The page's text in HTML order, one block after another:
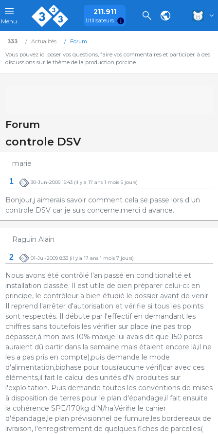
Menu
211.911
Utilisateurs
333 Actualités
Forum
Vous pouvez ici poser vos questions, faire vos commentaires et participer à des
discussions sur le thème de la production porcine.
Forum
controle DSV
marie
1 30-Jun-2009 19:43(il y a 17 ans 1 mois 9 jours)
Bonjour,j aimerais savoir comment cela se passe lors d un
controle DSV car je suis concerne,merci d avance.
Raguin Alain
2 01-Jul-2009 8:33(il y a 17 ans 1 mois 7 jours)
Nous avons été contrôlé l'an passé en conditionalité et
installation classée. Il est utile de bien préparer celui-ci: en
principe, le contrôleur a bien étudié le dossier avant de venir.
Il reprend l'arrêter d'autorisation et vérifie si tous les points
sont respectés. Il débute par l'effectif en demandant les
chiffres sans toutefois les vérifier sur place (ne pas trop
dépasser,à mon avis 10% maxi,je lui avais dit que 150 porcs
auraient dû partir dans la semaine mais étaient encore là,il ne
les a pas pris en compte),puis demande le mode
d'alimentation,biphase pour tous(aucune vérif)car avec ces
éléments,il fait le calcul des unités d'N produites sur
l'exploitation. Puis demande toutes les conventions de mises
à disposition de terres pour le plan d'épandage,il fait ensuite
la cohérence SPE/170kg d'N/ha.Vérifie le cahier
d'épandage,le plan prévisionnel de fumure,les bordereaux de
livraison, l'enregistrement de quelques fiches de parcelles(